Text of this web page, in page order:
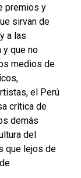
premios y
sirvan de
a las
y que no
medios de
el Perú
crítica de
demás
del
que lejos de